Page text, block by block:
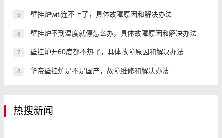
5 壁挂炉wifi连不上了，具体故障原因和解决办法
6 壁挂炉不到温度就停怎么办，具体故障原因和解决办法
7 壁挂炉开60度都不热了，具体故障原因和解决办法
8 华帝壁挂炉是不是国产，故障维修和解决办法
热搜新闻